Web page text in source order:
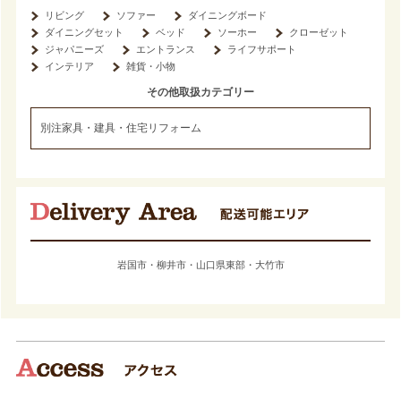
リビング ソファー
ダイニングボード
ダイニングセット
ベッド ソーホー
クローゼット
ジャパニーズ
エントランス
ライフサポート
インテリア
雑貨・小物
その他取扱カテゴリー
別注家具・建具・住宅リフォーム
岩国市・柳井市・山口県東部・大竹市